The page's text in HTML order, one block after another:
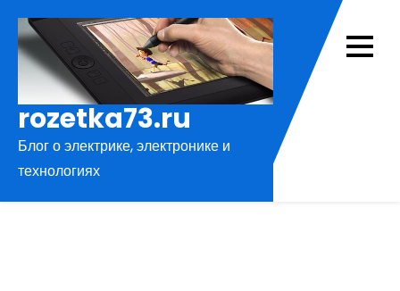
содержимому
rozetka73.ru
Блог о электрике, электронике и
технологиях